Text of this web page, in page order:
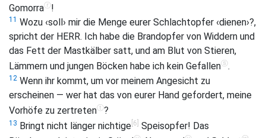
Gomorraⓡ!
11 Wozu ‹soll› mir die Menge eurer Schlachtopfer ‹dienen›?,
spricht der HERR. Ich habe die Brandopfer von Widdern und
das Fett der Mastkälber satt, und am Blut von Stieren,
Lämmern und jungen Böcken habe ich kein Gefallenⓢ.
12 Wenn ihr kommt, um vor meinem Angesicht zu
erscheinen — wer hat das von eurer Hand gefordert, meine
Vorhöfe zu zertretenⓣ?
13 Bringt nicht länger nichtige [6] Speisopfer! Das